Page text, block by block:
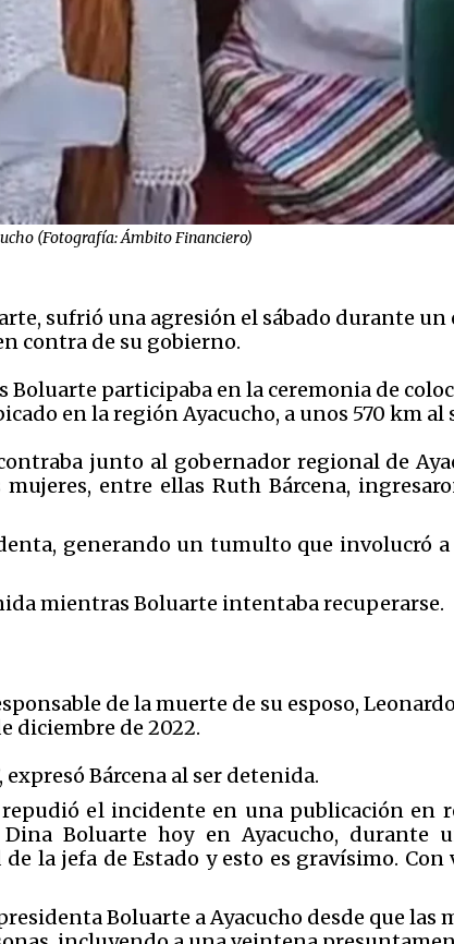
(Fotografía: Ámbito Financiero)
sufrió una agresión el sábado durante
contra de su gobierno.
Boluarte participaba en la ceremonia de
en la región Ayacucho, a unos 570 km al
junto al gobernador regional de
entre ellas Ruth Bárcena,
generando un tumulto que involucró
mientras Boluarte intentaba recuperarse.
de la muerte de su esposo,
diciembre de 2022.
Bárcena al ser detenida.
el incidente en una publicación en
Boluarte hoy en Ayacucho, durante
la jefa de Estado y esto es gravísimo. Con
Boluarte a Ayacucho desde que